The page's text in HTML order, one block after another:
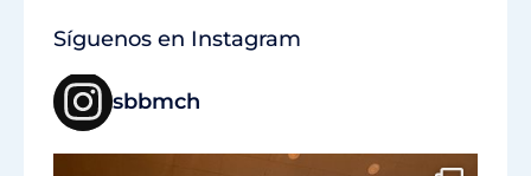
Síguenos en Instagram
sbbmch